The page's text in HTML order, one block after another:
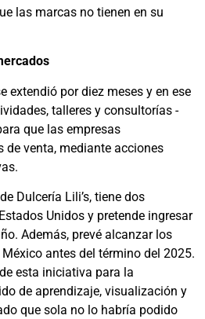
las marcas no tienen en su
extendió por diez meses y en ese
talleres y consultorías -
que las empresas
de venta, mediante acciones
Dulcería Lili’s, tiene dos
Unidos y pretende ingresar
Además, prevé alcanzar los
antes del término del 2025.
esta iniciativa para la
de aprendizaje, visualización y
que sola no lo habría podido